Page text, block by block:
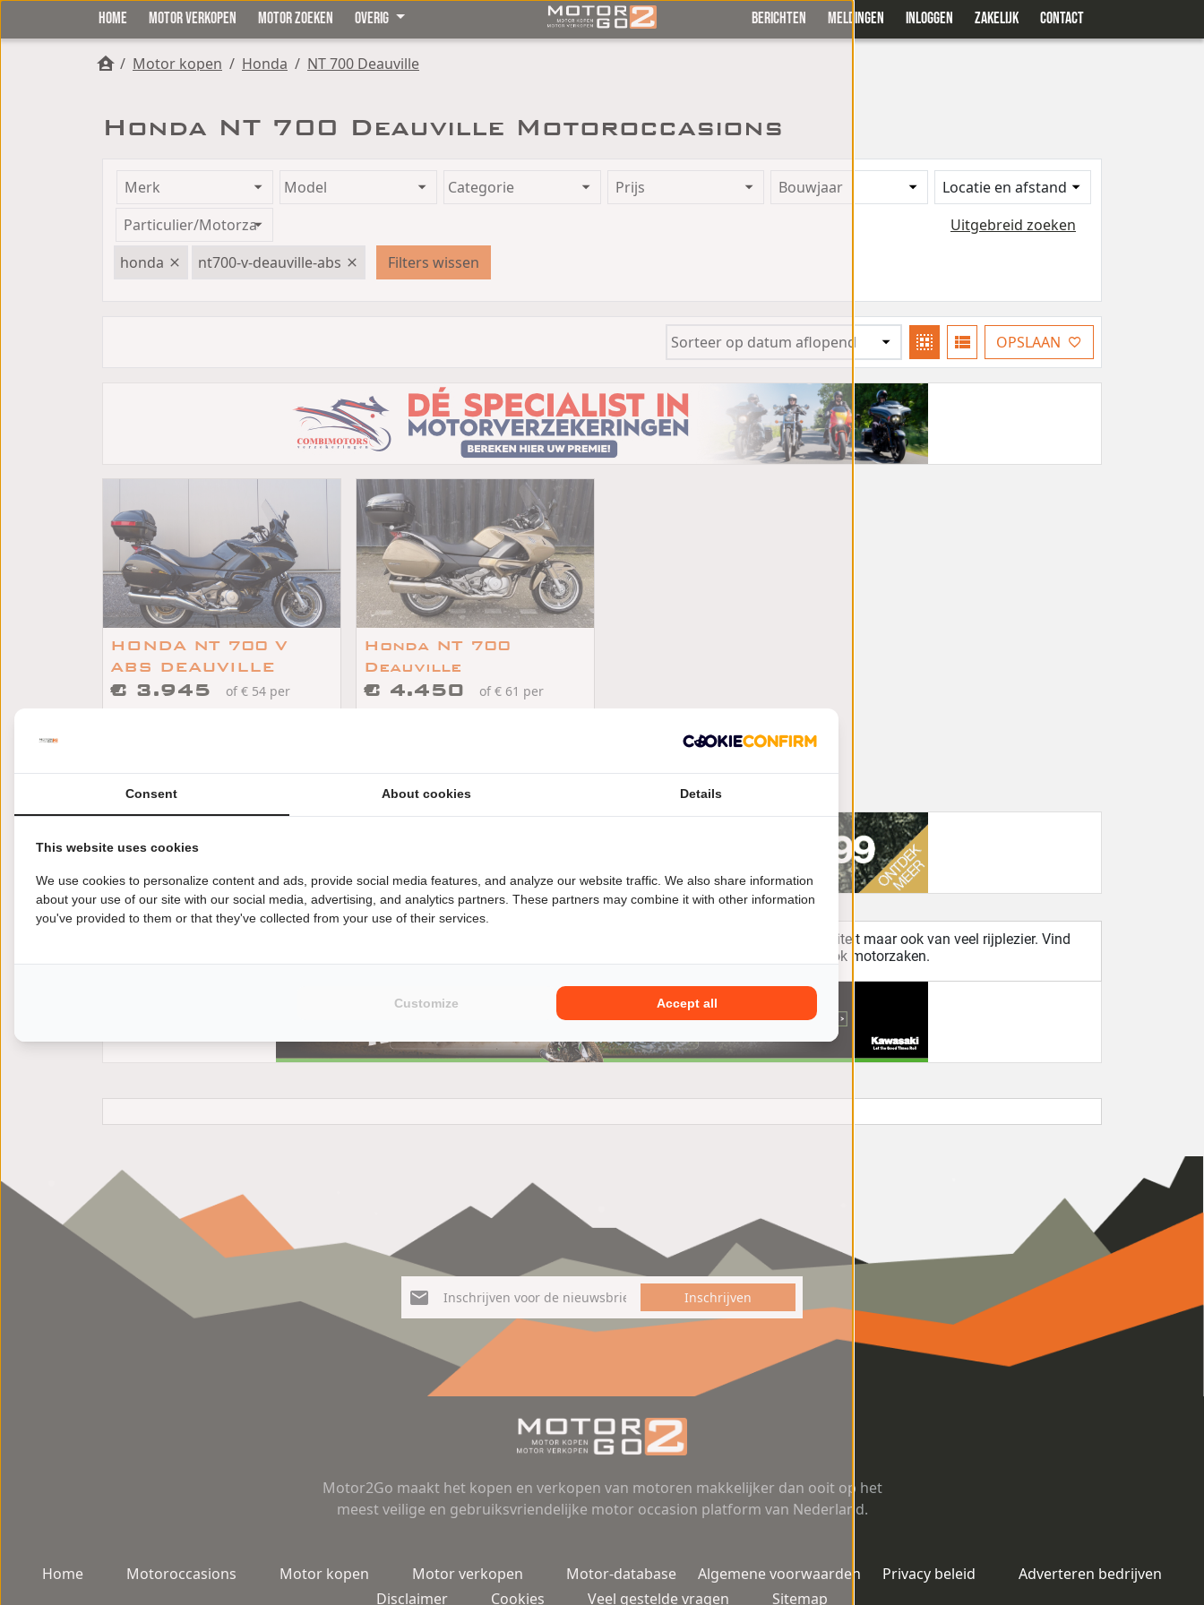
HOME MOTOR VERKOPEN MOTOR ZOEKEN OVERIG BERICHTEN MELDINGEN INLOGGEN ZAKELIJK CONTACT
/ Motor kopen / Honda / NT 700 Deauville
Honda NT 700 Deauville Motoroccasions
Prijs Bouwjaar
Locatie en afstand
Uitgebreid zoeken
honda
nt700-v-deauville-abs Filters wissen
OPSLAAN
HONDA NT 700 V
ABS DEAUVILLE
€ 3.945
of € 54 per
Slagharen
Honda NT 700
Deauville
€ 4.450
of € 61 per
Dordrecht
Jij wilt een andere motor kopen? Kies je voor een Honda NT 700 Deauville dan ben je niet alleen verzekerd van kwaliteit maar ook van veel rijplezier. Vind
jouw Honda NT 700 Deauville motoroccasion eenvoudig en snel in ons ruime aanbod van zowel particulieren als ook motorzaken.
Inschrijven
Motor2Go maakt het kopen en verkopen van motoren makkelijker dan ooit op het
meest veilige en gebruiksvriendelijke motor occasion platform van Nederland.
Home Motoroccasions Motor kopen Motor verkopen Motor-database Algemene voorwaarden Privacy beleid
Adverteren bedrijven
Disclaimer
Cookies Veel gestelde vragen Sitemap
Consent About cookies Details
This website uses cookies
We use cookies to personalize content and ads, provide social media features, and analyze our website traffic. We also share information
about your use of our site with our social media, advertising, and analytics partners. These partners may combine it with other information
you've provided to them or that they've collected from your use of their services.
Customize Accept all